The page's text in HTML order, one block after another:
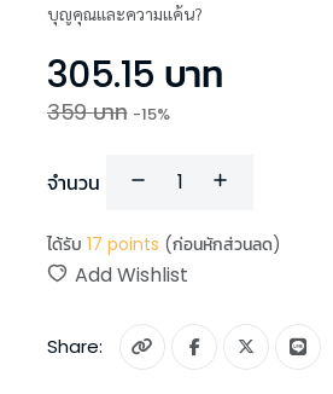
บุญคุณและความแค้น?
305.15 บาท
359บาท -15%
จำนวน
ได้รับ 17 points (ก่อนหักส่วนลด)
Add Wishlist
Share: